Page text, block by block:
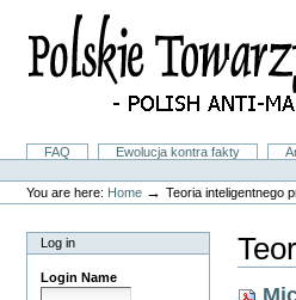
content.
SectionsFAQ Ewolucja kontra fakty
Personal
tools
You are here: Home →Teoria inteligentnego
Log in
Login Name